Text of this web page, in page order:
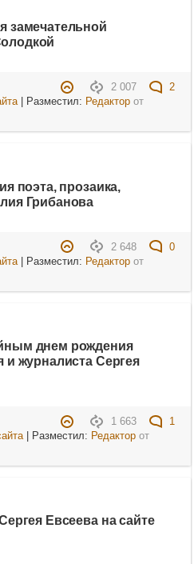
замечательной
2 007
2
| Разместил: Редакторот
поэта, прозаика,
Грибанова
2 648
0
| Разместил: Редакторот
днем рождения
и журналиста Сергея
1 663
1
| Разместил: Редакторот
Евсеева на сайте